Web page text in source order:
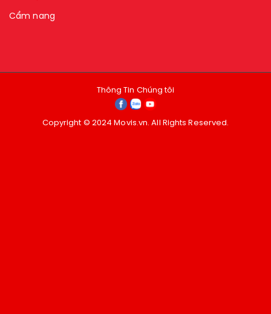
Cẩm nang
Thông Tin Chúng tôi
Copyright © 2024 Movis.vn. All Rights Reserved.